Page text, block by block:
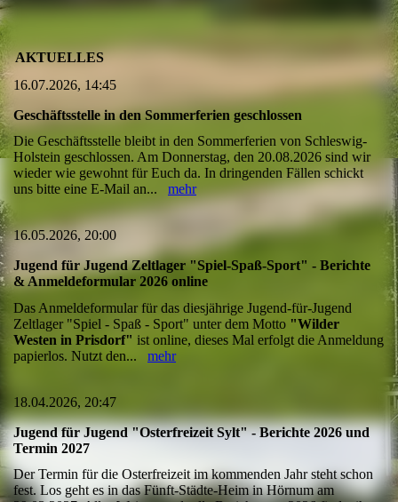
AKTUELLES
16.07.2026, 14:45
Geschäftsstelle in den Sommerferien geschlossen
Die Geschäftsstelle bleibt in den Sommerferien von Schleswig-
Holstein geschlossen. Am Donnerstag, den 20.08.2026 sind wir
wieder wie gewohnt für Euch da. In dringenden Fällen schickt
uns bitte eine E-Mail an... mehr
16.05.2026, 20:00
Jugend für Jugend Zeltlager "Spiel-Spaß-Sport" - Berichte
& Anmeldeformular 2026 online
Das Anmeldeformular für das diesjährige Jugend-für-Jugend
Zeltlager "Spiel - Spaß - Sport" unter dem Motto "Wilder
Westen in Prisdorf" ist online, dieses Mal erfolgt die Anmeldung
papierlos. Nutzt den... mehr
18.04.2026, 20:47
Jugend für Jugend "Osterfreizeit Sylt" - Berichte 2026 und
Termin 2027
Der Termin für die Osterfreizeit im kommenden Jahr steht schon
fest. Los geht es in das Fünft-Städte-Heim in Hörnum am